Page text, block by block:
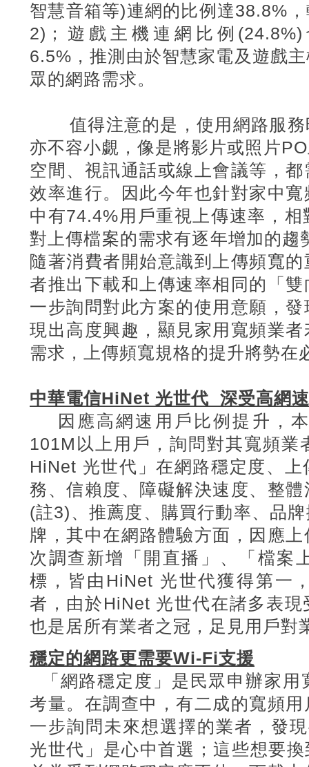
智慧音箱等)連網的比例達38.8%
2) ；遊戲主機連網比例(24.8%)
6.5% ，推測由於智慧家電及遊戲
眾的網路需求。
值得注意的是，使用網路服務
亦不容小覷，像是將影片或照片PO
空間、視訊通話或線上會議等，
效率進行。因此今年也針對家中
中有74.4%用戶重視上傳速率，
對上傳檔案的需求有逐年增加的
隨著消費者開始意識到上傳頻寬
者推出下載和上傳速率相同的「
一步詢問對此方案的使用意願，
現出高度興趣，顯見家用寬頻業
需求，上傳頻寬規格的提升將勢在
中華電信HiNet 光世代 深受高網
因應高網速用戶比例提升，
101M 以上用戶，詢問對其寬頻
HiNet 光世代」在網路穩定度、
務、信賴度、障礙解決速度、整
(註3)、推薦度、購買行動率、品
牌，其中在網路體驗方面，因應
次調查新增「開直播」、「檔案
標，皆由HiNet 光世代獲得第一
者，由於HiNet 光世代在諸多表
也是居所有業者之冠，足見用戶對
穩定的網路更需要Wi-Fi支援
「網路穩定度」是民眾申辦家用
考量。在調查中，有二成的寬頻
一步詢問未來想選擇的業者，發
光世代」是心中首選；這些想要換